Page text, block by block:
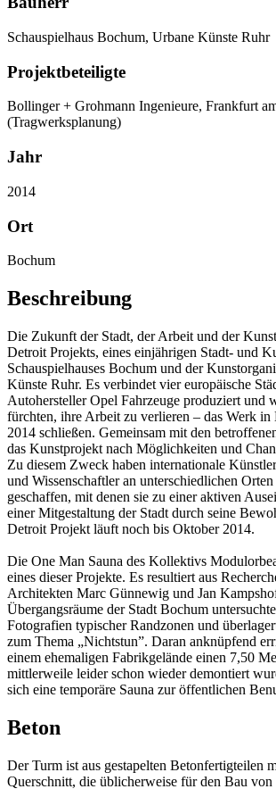
Schauspielhaus Bochum, Urbane Künste Ruhr
Projektbeteiligte
Bollinger + Grohmann Ingenieure, Frankfurt
(Tragwerksplanung)
Jahr
2014
Ort
Bochum
Beschreibung
Die Zukunft der Stadt, der Arbeit und der
Detroit Projekts, eines einjährigen Stadt- und
Schauspielhauses Bochum und der
Künste Ruhr. Es verbindet vier europäische
Autohersteller Opel Fahrzeuge produziert und
fürchten, ihre Arbeit zu verlieren – das Werk
2014 schließen. Gemeinsam mit den
das Kunstprojekt nach Möglichkeiten und
Zu diesem Zweck haben internationale
und Wissenschaftler an unterschiedlichen
geschaffen, mit denen sie zu einer aktiven
einer Mitgestaltung der Stadt durch seine
Detroit Projekt läuft noch bis Oktober 2014.
Die One Man Sauna des Kollektivs
eines dieser Projekte. Es resultiert aus
Architekten Marc Günnewig und Jan
Übergangsräume der Stadt Bochum
Fotografien typischer Randzonen und
zum Thema „Nichtstun”. Daran anknüpfend
einem ehemaligen Fabrikgelände einen 7,50
mittlerweile leider schon wieder demontiert
sich eine temporäre Sauna zur öffentlichen
Beton
Der Turm ist aus gestapelten Betonfertigteilen
Querschnitt, die üblicherweise für den Bau von